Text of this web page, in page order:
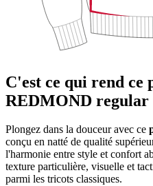
C'est ce qui rend ce
REDMOND regular
Plongez dans la douceur avec ce
conçu en natté de qualité
l'harmonie entre style et confort
texture particulière, visuelle et
parmi les tricots classiques.